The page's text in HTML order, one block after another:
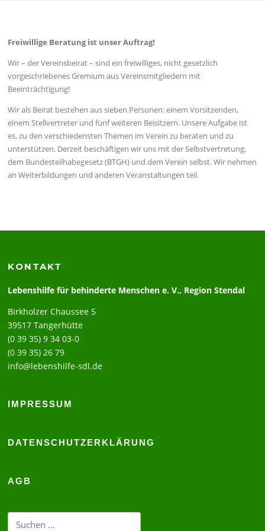
Freiwillige Beratung ist unser Auftrag!
Wir – der Vereinsbeirat – sind ein freiwilliges, nicht gesetzlich
vorgeschriebenes Gremium aus Vereinsmitgliedern mit
Beeinträchtigung!
Wir als Beirat bestehen aus sieben Personen: einem Vorsitzenden,
einem Stellvertreter und fünf weiteren Beisitzern. Unsere Aufgabe ist
es, zu den verschiedensten Themen im Verein zu beraten und zu
unterstützen. Derzeit beschäftigen wir uns mit der Selbstvertretung,
dem Bundesteilhabegesetz (BTGH) und dem Verein selbst. Wir nehmen
an Weiterbildungen und anderen Veranstaltungen teil.
KONTAKT
Lebenshilfe für behinderte Menschen e. V., Region Stendal
Birkholzer Chaussee 5
39517 Tangerhütte
(0 39 35) 9 34 03-0
(0 39 35) 26 79
info@lebenshilfe-sdl.de
IMPRESSUM
DATENSCHUTZERKLÄRUNG
AGB
Suchen